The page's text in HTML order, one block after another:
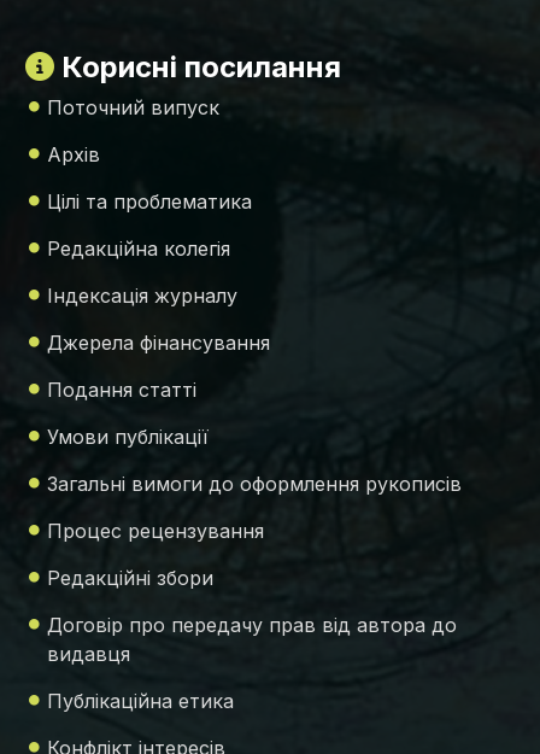
Корисні посилання
Поточний випуск
Архів
Цілі та проблематика
Редакційна колегія
Індексація журналу
Джерела фінансування
Подання статті
Умови публікації
Загальні вимоги до оформлення рукописів
Процес рецензування
Редакційні збори
Договір про передачу прав від автора до
видавця
Публікаційна етика
Конфлікт інтересів